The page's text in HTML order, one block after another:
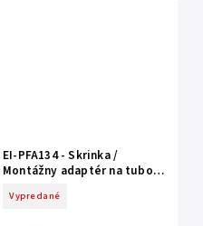
EI-PFA134 - Skrinka /
Montážny adaptér na tubové
Vypredané